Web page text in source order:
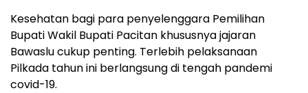
Kesehatan bagi para penyelenggara Pemilihan
Bupati Wakil Bupati Pacitan khususnya jajaran
Bawaslu cukup penting. Terlebih pelaksanaan
Pilkada tahun ini berlangsung di tengah pandemi
covid-19.